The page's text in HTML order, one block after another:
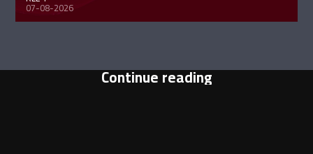
07-08-2026
Continue reading